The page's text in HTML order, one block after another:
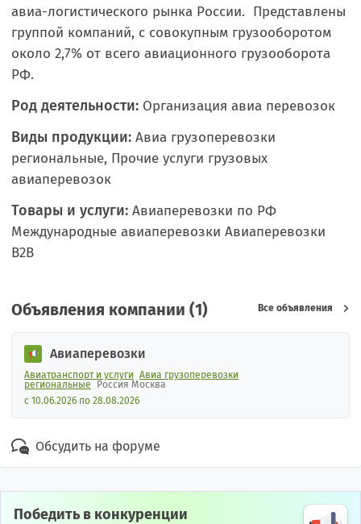
авиа-логистического рынка России. Представлены
группой компаний, с совокупным грузооборотом
около 2,7% от всего авиационного грузооборота
РФ.
Род деятельности: Организация авиа перевозок
Виды продукции: Авиа грузоперевозки
региональные, Прочие услуги грузовых
авиаперевозок
Товары и услуги: Авиаперевозки по РФ
Международные авиаперевозки Авиаперевозки
B2B
Объявления компании (1) Все объявления
Авиаперевозки
Авиатранспорт и услуги Авиа грузоперевозки
региональные
Россия Москва
с 10.06.2026 по 28.08.2026
Обсудить на форуме
Победить в конкуренции